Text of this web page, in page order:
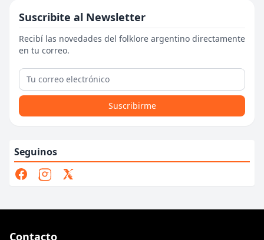
Suscribite al Newsletter
Recibí las novedades del folklore argentino directamente
en tu correo.
Suscribirme
Seguinos
Contacto